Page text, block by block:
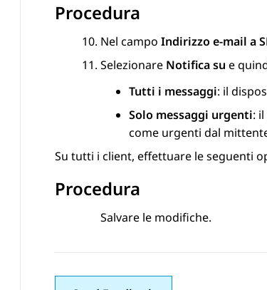
Procedura
Nel campo Indirizzo e-mail a
Selezionare Notifica su e
Tutti i messaggi: il
Solo messaggi urgenti:
come urgenti dal
Su tutti i client, effettuare le seguenti
Procedura
Salvare le modifiche.